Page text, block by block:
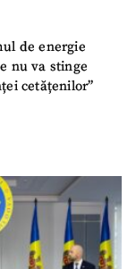
de energie
nu va stinge
cetățenilor”